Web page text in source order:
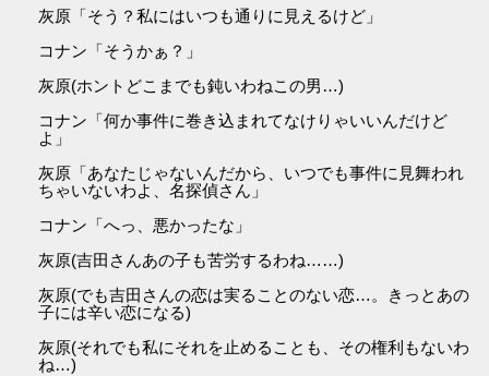
灰原「そう？私にはいつも通りに見えるけど」
コナン「そうかぁ？」
灰原(ホントどこまでも鈍いわねこの男…)
コナン「何か事件に巻き込まれてなけりゃいいんだけど
よ」
灰原「あなたじゃないんだから、いつでも事件に見舞われ
ちゃいないわよ、名探偵さん」
コナン「へっ、悪かったな」
灰原(吉田さんあの子も苦労するわね……)
灰原(でも吉田さんの恋は実ることのない恋…。きっとあの
子には辛い恋になる)
灰原(それでも私にそれを止めることも、その権利もないわ
ね…)